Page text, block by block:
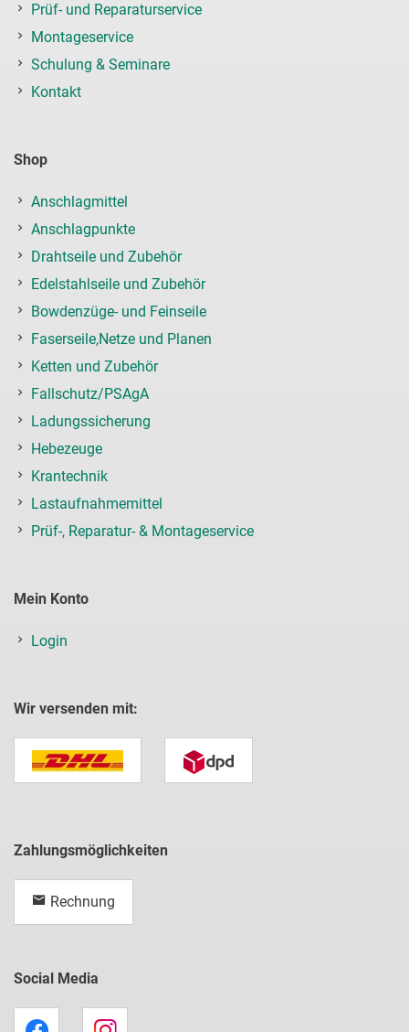
Prüf- und Reparaturservice
Montageservice
Schulung & Seminare
Kontakt
Shop
Anschlagmittel
Anschlagpunkte
Drahtseile und Zubehör
Edelstahlseile und Zubehör
Bowdenzüge- und Feinseile
Faserseile,Netze und Planen
Ketten und Zubehör
Fallschutz/PSAgA
Ladungssicherung
Hebezeuge
Krantechnik
Lastaufnahmemittel
Prüf-, Reparatur- & Montageservice
Mein Konto
Login
Wir versenden mit:
Zahlungsmöglichkeiten
Rechnung
Social Media